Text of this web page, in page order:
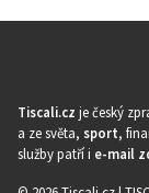
Tiscali.cz je český
a ze světa, sport,
služby patří i e-mail